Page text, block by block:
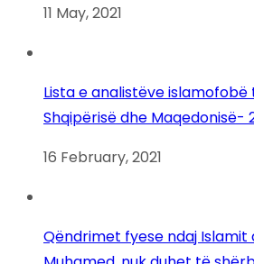
11 May, 2021
Lista e analistëve islamofobë
Shqipërisë dhe Maqedonisë-
16 February, 2021
Qëndrimet fyese ndaj